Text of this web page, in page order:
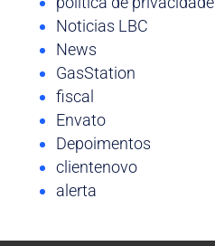
Noticias LBC
News
GasStation
fiscal
Envato
Depoimentos
clientenovo
alerta